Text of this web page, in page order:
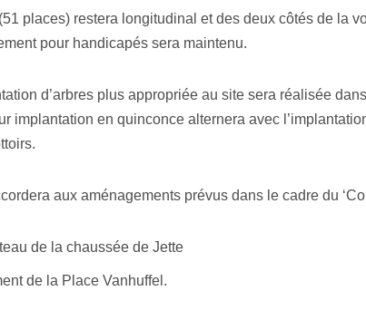
places) restera longitudinal et des deux côtés de la
pour handicapés sera maintenu.
d’arbres plus appropriée au site sera réalisée
implantation en quinconce alternera avec
aux aménagements prévus dans le cadre du
de la chaussée de Jette
de la Place Vanhuffel.